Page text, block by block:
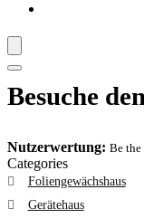
Besuche
Nutzerwertung: Be the
Categories
Foliengewächshaus
Gerätehaus